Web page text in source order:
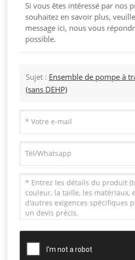
Si vous êtes intéressé par nos
souhaitez en savoir plus,
message ici, nous vous
possible.
Sujet : Ensemble de pompe à
(sans DEHP)